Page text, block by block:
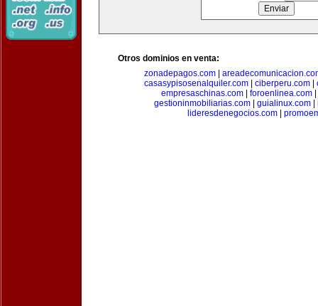
Otros dominios en venta:
zonadepagos.com|
casasypisosenalquiler.com
ciberperu.com
empresaschinas.com| foroenlinea.com|
gestioninmobiliarias.com| guialinux.com|
lideresdenegocios.com|